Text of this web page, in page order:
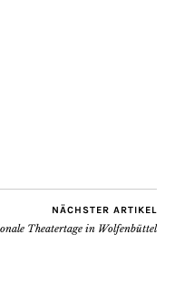
NÄCHSTER ARTIKEL
Theatertage in Wolfenbüttel